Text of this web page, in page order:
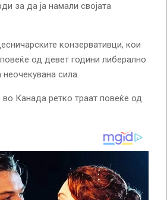
за да ја намали својата
конзервативци, кои
од девет години либерално
сила.
Канада ретко траат повеќе од